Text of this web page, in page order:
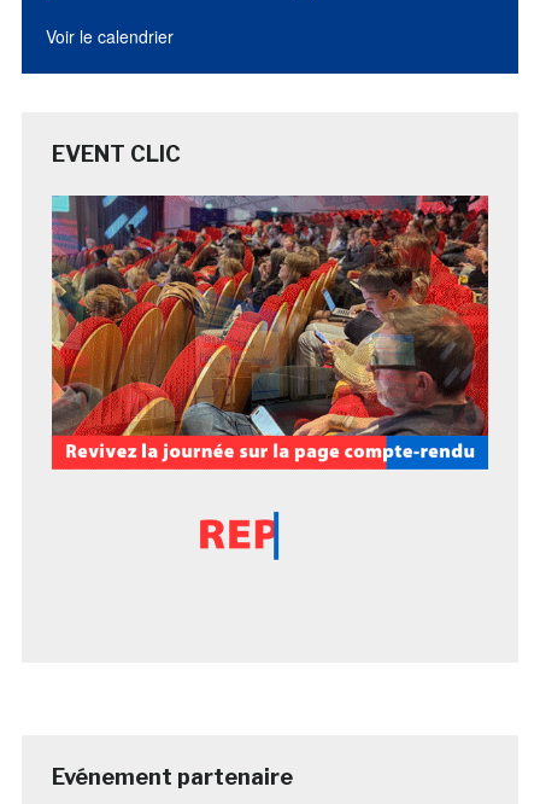
Voir le calendrier
EVENT CLIC
Evénement partenaire